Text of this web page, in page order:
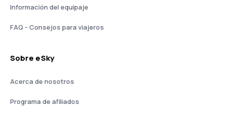
Información del equipaje
FAQ - Consejos para viajeros
Sobre eSky
Acerca de nosotros
Programa de afiliados